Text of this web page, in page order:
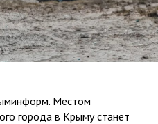
Местом
города в Крыму станет